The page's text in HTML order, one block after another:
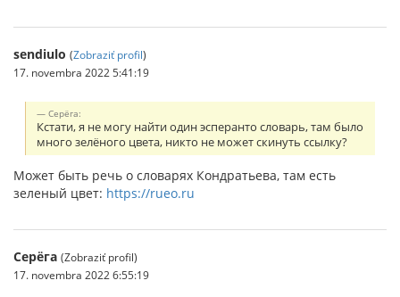
sendiulo (Zobraziť profil)
17. novembra 2022 5:41:19
Серёга:
Кстати, я не могу найти один эсперанто словарь, там было
много зелёного цвета, никто не может скинуть ссылку?
Может быть речь о словарях Кондратьева, там есть
зеленый цвет: https://rueo.ru
Серёга (Zobraziť profil)
17. novembra 2022 6:55:19